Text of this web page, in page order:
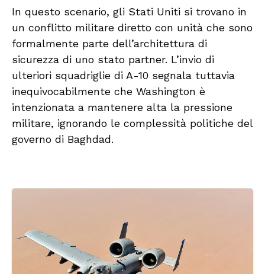
In questo scenario, gli Stati Uniti si trovano in
un conflitto militare diretto con unità che sono
formalmente parte dell’architettura di
sicurezza di uno stato partner. L’invio di
ulteriori squadriglie di A-10 segnala tuttavia
inequivocabilmente che Washington è
intenzionata a mantenere alta la pressione
militare, ignorando le complessità politiche del
governo di Baghdad.